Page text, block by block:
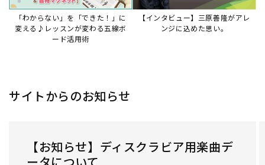
タショップと接続してご利用いただいているお客
様への重要なお知らせです。